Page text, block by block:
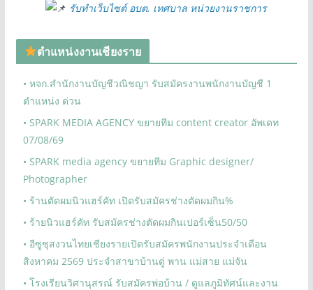
รับทำเว็บไซต์ อบต. เทศบาล หน่วยงานราชการ
ตำแหน่งงานเชียงราย
• หจก.สำนักงานบัญชีวณิชญา รับสมัครงานพนักงานบัญชี 1
ตำแหน่ง ด่วน
• SPARK MEDIA AGENCY ขยายทีม content creator อัพเดท
07/08/69
• SPARK media agency ขยายทีม Graphic designer/
Photographer
• ร้านตัดผมนิวแฮร์คัท เปิดรับสมัครช่างตัดผมกิน%
• ร้ายนิวแฮร์คัท รับสมัครช่างตัดผมกินเปอร์เซ็น50/50
• อีซูซุสงวนไทยเชียงรายเปิดรับสมัครพนักงานประจำเดือน
สิงหาคม 2569 ประจำสาขาบ้านดู่ พาน แม่สาย แม่จัน
• โรงเรียนวิศานุสรณ์ รับสมัครพ่อบ้าน / ดูแลภูมิทัศน์และงาน